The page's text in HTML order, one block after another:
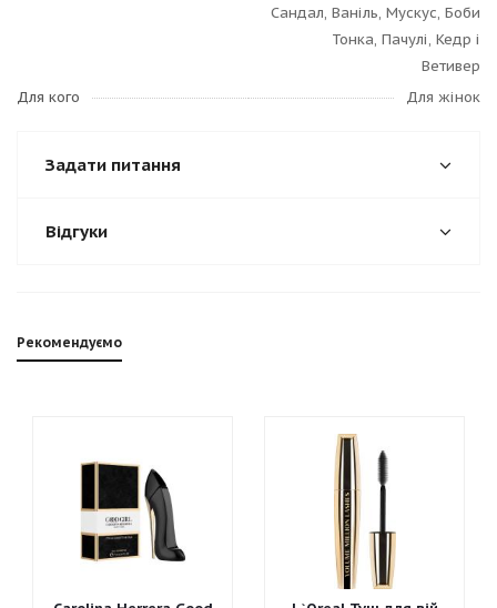
Сандал, Ваніль, Мускус, Боби
Тонка, Пачулі, Кедр і
Ветивер
Для кого
Для жінок
Задати питання
Відгуки
Рекомендуємо